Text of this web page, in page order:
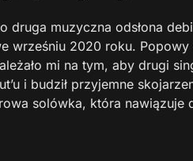
druga muzyczna odsłona
wrześniu 2020 roku.
mi na tym, aby drugi
i budził przyjemne
solówka, która nawiązuje